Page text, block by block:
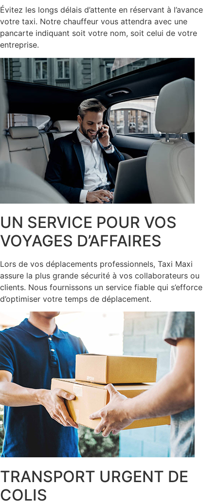
Évitez les longs délais d’attente en réservant à l’avance
votre taxi. Notre chauffeur vous attendra avec une
pancarte indiquant soit votre nom, soit celui de votre
entreprise.
UN SERVICE POUR VOS
VOYAGES D’AFFAIRES
Lors de vos déplacements professionnels, Taxi Maxi
assure la plus grande sécurité à vos collaborateurs ou
clients. Nous fournissons un service fiable qui s’efforce
d’optimiser votre temps de déplacement.
TRANSPORT URGENT DE
COLIS